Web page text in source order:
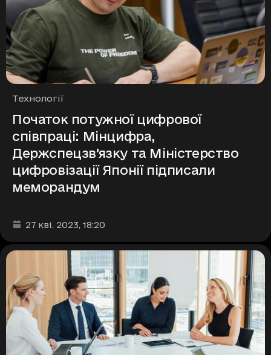
Рубрики
Технології
Початок потужної цифрової
співпраці: Мінцифра,
Держспецзв’язку та Міністерство
цифровізації Японії підписали
меморандум
Дата та час публікації
27 кві. 2023, 18:20